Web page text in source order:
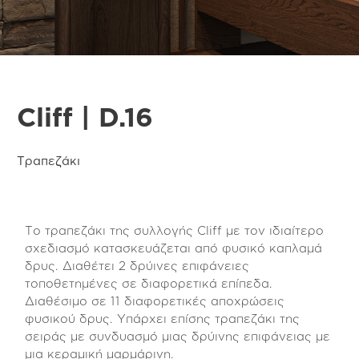
Cliff | D.16
Τραπεζάκι
Το τραπεζάκι της συλλογής Cliff με τον ιδιαίτερο
σχεδιασμό κατασκευάζεται από φυσικό καπλαμά
δρυς. Διαθέτει 2 δρύινες επιφάνειες
τοποθετημένες σε διαφορετικά επίπεδα.
Διαθέσιμο σε 11 διαφορετικές αποχρώσεις
φυσικού δρυς. Υπάρχει επίσης τραπεζάκι της
σειράς με συνδυασμό μιας δρύινης επιφάνειας με
μια κεραμική μαρμάρινη.